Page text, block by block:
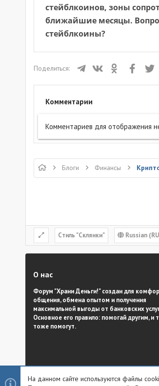
стейблкоинов, зоны
ближайшие месяцы.
стейблкоины?
Поделиться: ТелеграмВКонтакте
Комментарии
Комментариев для отображения
Блоги Финансы
Cтиль "Склянки" Russian
О нас
Форум "Храни Деньги!" создан для
общения, обмена опытом и получения
максимальной выгоды от банковских
Основное его правило: помогай другим, и
тоже помогут.
Community platform by XenForo ® © 2010-
На данном сайте используются файлы